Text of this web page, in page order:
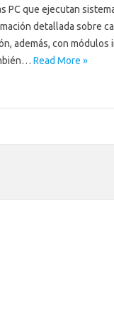
PC que ejecutan
detallada sobre
además, con
Read More »